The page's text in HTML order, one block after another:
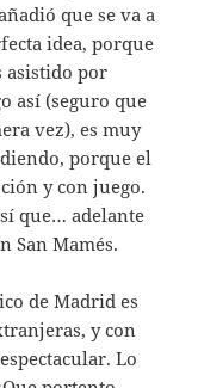
que se va a
idea, porque
asistido por
así (seguro que
vez), es muy
porque el
y con juego.
que… adelante
San Mamés.
de Madrid es
y con
Lo